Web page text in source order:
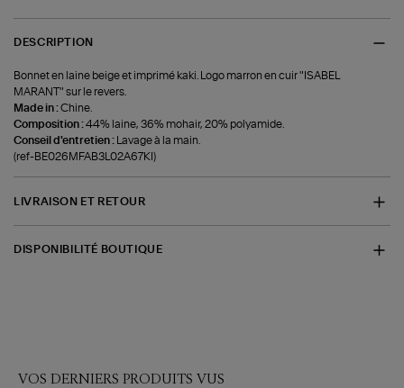
DESCRIPTION
Bonnet en laine beige et imprimé kaki. Logo marron en cuir "ISABEL
MARANT" sur le revers.
Made in :Chine.
Composition :44% laine, 36% mohair, 20% polyamide.
Conseil d'entretien :
Lavage à la main.
(ref-BE026MFAB3L02A67KI)
LIVRAISON ET RETOUR
DISPONIBILITÉ BOUTIQUE
VOS DERNIERS PRODUITS VUS